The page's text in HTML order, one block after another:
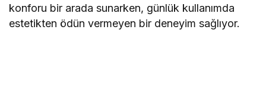
konforu bir arada sunarken, günlük kullanımda
estetikten ödün vermeyen bir deneyim sağlıyor.